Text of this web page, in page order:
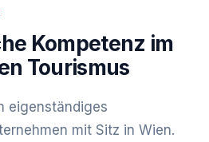
Kompetenz im
Tourismus
eigenständiges
mit Sitz in Wien.